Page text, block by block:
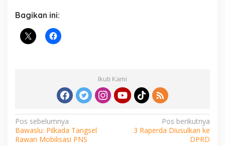
Bagikan ini:
Ikuti Kami
Navigasi
pos
Pos sebelumnya
Bawaslu: Pilkada Tangsel
Rawan Mobilisasi PNS
Pos berikutnya
3 Raperda Diusulkan ke
DPRD